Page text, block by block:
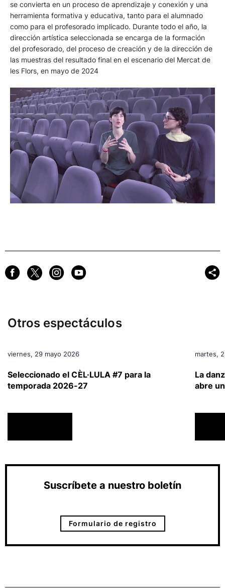
se convierta en un proceso de aprendizaje y conexión y una
herramienta formativa y educativa, tanto para el alumnado
como para el profesorado implicado. Durante todo el año, la
dirección artística seleccionada se encarga de la formación
del profesorado, del proceso de creación y de la dirección de
las muestras del resultado final en el escenario del Mercat de
les Flors, en mayo de 2024
Otros espectáculos
viernes, 29 mayo 2026
Seleccionado el CÈL·LULA #7 para la
temporada 2026-27
martes,
La
abre
Suscríbete a nuestro boletín
Formulario de registro